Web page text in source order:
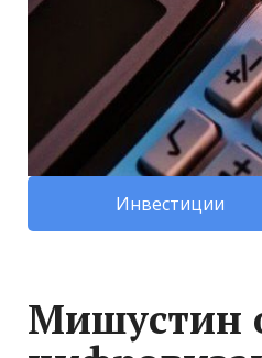
Инвестиции
Мишустин